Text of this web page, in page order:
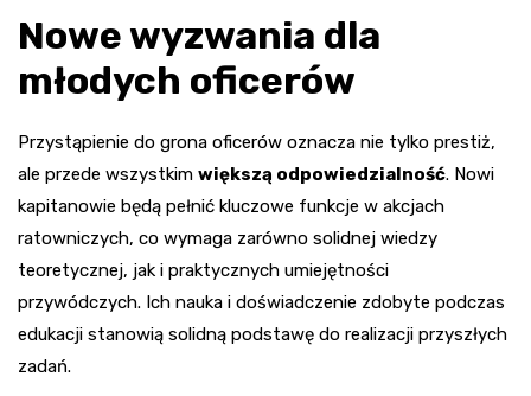
Nowe wyzwania dla
młodych oficerów
Przystąpienie do grona oficerów oznacza nie tylko prestiż,
ale przede wszystkim większą odpowiedzialność. Nowi
kapitanowie będą pełnić kluczowe funkcje w akcjach
ratowniczych, co wymaga zarówno solidnej wiedzy
teoretycznej, jak i praktycznych umiejętności
przywódczych. Ich nauka i doświadczenie zdobyte podczas
edukacji stanowią solidną podstawę do realizacji przyszłych
zadań.